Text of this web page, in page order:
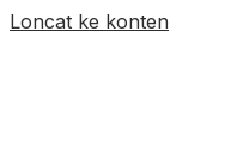
Loncat ke konten